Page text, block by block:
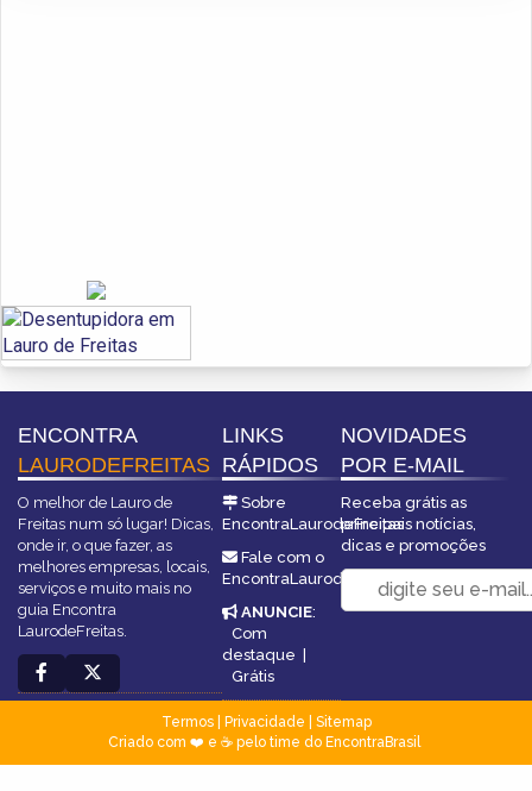
ENCONTRA
LAURODEFREITAS
O melhor de Lauro de
Freitas num só lugar! Dicas,
onde ir, o que fazer, as
melhores empresas, locais,
serviços e muito mais no
guia Encontra
LaurodeFreitas.
LINKS
RÁPIDOS
Sobre
EncontraLaurodeFreitas
Fale com o
EncontraLaurodeFreitas
ANUNCIE:
Com
destaque |
Grátis
NOVIDADES
POR E-MAIL
Receba grátis as
principais notícias,
dicas e promoções
Termos| Privacidade
Sitemap
Criado com ❤️ e ☕ pelo time do EncontraBrasil